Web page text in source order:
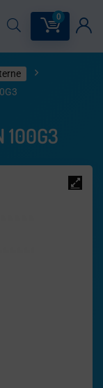
0
100G3